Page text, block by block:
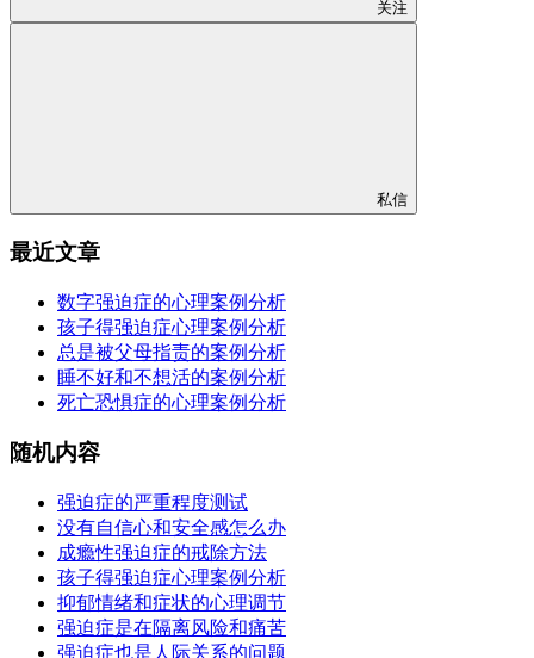
关注
私信
最近文章
数字强迫症的心理案例分析
孩子得强迫症心理案例分析
总是被父母指责的案例分析
睡不好和不想活的案例分析
死亡恐惧症的心理案例分析
随机内容
强迫症的严重程度测试
没有自信心和安全感怎么办
成瘾性强迫症的戒除方法
孩子得强迫症心理案例分析
抑郁情绪和症状的心理调节
强迫症是在隔离风险和痛苦
强迫症也是人际关系的问题